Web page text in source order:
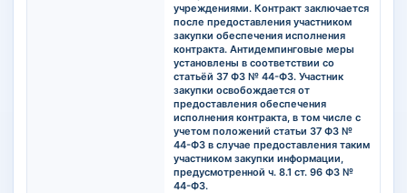
учреждениями. Контракт заключается
после предоставления участником
закупки обеспечения исполнения
контракта. Антидемпинговые меры
установлены в соответствии со
статьёй 37 ФЗ № 44-ФЗ. Участник
закупки освобождается от
предоставления обеспечения
исполнения контракта, в том числе с
учетом положений статьи 37 ФЗ №
44-ФЗ в случае предоставления таким
участником закупки информации,
предусмотренной ч. 8.1 ст. 96 ФЗ №
44-ФЗ.